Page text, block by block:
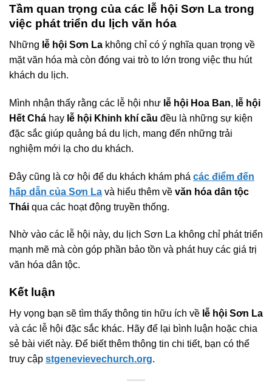
Tầm quan trọng của các lễ hội Sơn La trong
việc phát triển du lịch văn hóa
Những lễ hội Sơn La không chỉ có ý nghĩa quan trọng về
mặt văn hóa mà còn đóng vai trò to lớn trong việc thu hút
khách du lịch.
Mình nhận thấy rằng các lễ hội như lễ hội Hoa Ban, lễ hội
Hết Chá hay lễ hội Khinh khí cầu đều là những sự kiện
đặc sắc giúp quảng bá du lịch, mang đến những trải
nghiệm mới lạ cho du khách.
Đây cũng là cơ hội để du khách khám phá các điểm đến
hấp dẫn của Sơn La và hiểu thêm về văn hóa dân tộc
Thái qua các hoạt động truyền thống.
Nhờ vào các lễ hội này, du lịch Sơn La không chỉ phát triển
mạnh mẽ mà còn góp phần bảo tồn và phát huy các giá trị
văn hóa dân tộc.
Kết luận
Hy vọng bạn sẽ tìm thấy thông tin hữu ích về lễ hội Sơn La
và các lễ hội đặc sắc khác. Hãy để lại bình luận hoặc chia
sẻ bài viết này. Để biết thêm thông tin chi tiết, bạn có thể
truy cập stgenevievechurch.org.